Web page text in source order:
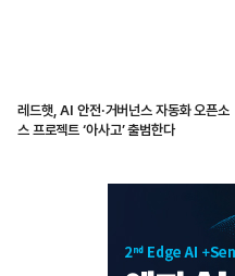
레드햇, AI 안전·거버넌스 자동화 오픈소
스 프로젝트 ‘아사고’ 출범한다